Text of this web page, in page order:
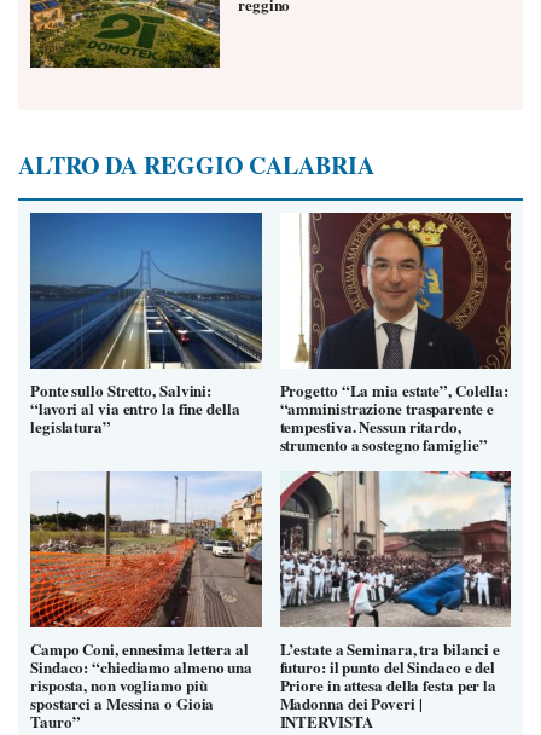
ALTRO DA REGGIO CALABRIA
Ponte sullo Stretto, Salvini:
“lavori al via entro la fine della
legislatura”
Progetto “La mia estate”, Colella:
“amministrazione trasparente e
tempestiva. Nessun ritardo,
strumento a sostegno famiglie”
Campo Coni, ennesima lettera al
Sindaco: “chiediamo almeno una
risposta, non vogliamo più
spostarci a Messina o Gioia
Tauro”
L’estate a Seminara, tra bilanci e
futuro: il punto del Sindaco e del
Priore in attesa della festa per la
Madonna dei Poveri |
INTERVISTA